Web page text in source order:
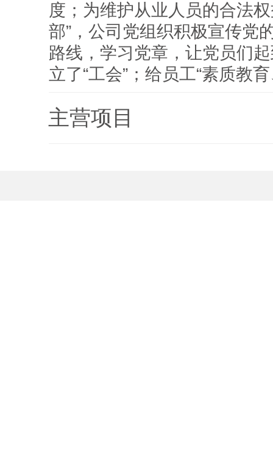
度；为维护从业人员的合法
部”，公司党组织积极宣传党
路线，学习党章，让党员们
立了“工会”；给员工“素质教
主营项目